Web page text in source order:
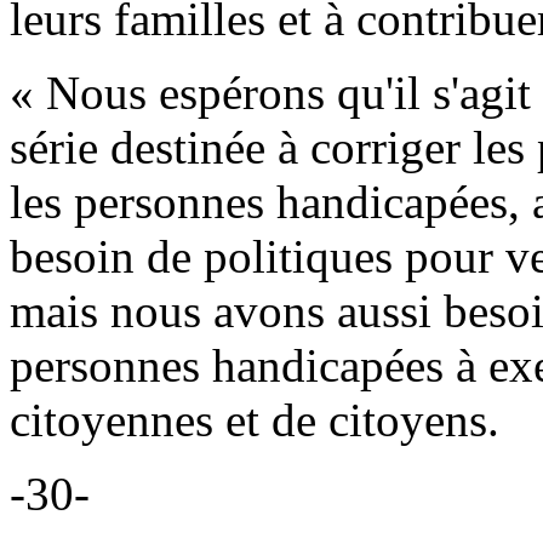
leurs familles et à
« Nous espérons qu'il
série destinée à corriger
les personnes
besoin de politiques pour
mais nous avons aussi
personnes handicapées à
citoyennes et de citoyens.
-30-